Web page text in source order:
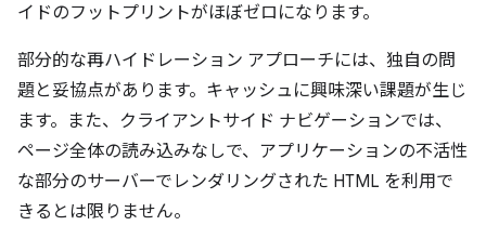
イドのフットプリントがほぼゼロになります。
部分的な再ハイドレーション アプローチには、独自の問
題と妥協点があります。キャッシュに興味深い課題が生じ
ます。また、クライアントサイド ナビゲーションでは、
ページ全体の読み込みなしで、アプリケーションの不活性
な部分のサーバーでレンダリングされた HTML を利用で
きるとは限りません。